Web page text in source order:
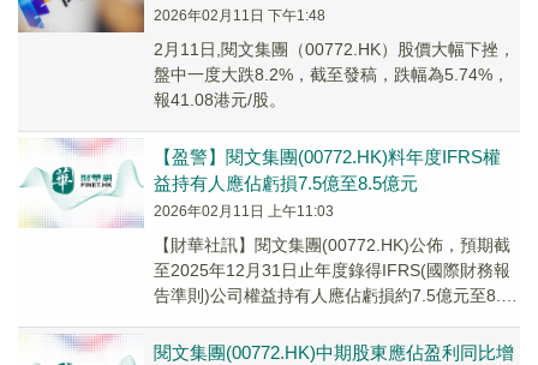
2026年02月11日 下午1:48
2月11日,閱文集團（00772.HK）股價大幅下挫，
盤中一度大跌8.2%，截至發稿，跌幅為5.74%，
報41.08港元/股。
【盈警】閱文集團(00772.HK)料年度IFRS權
益持有人應佔虧損7.5億至8.5億元
2026年02月11日 上午11:03
​【財華社訊】閱文集團(00772.HK)公佈，預期截
至2025年12月31日止年度錄得IFRS(國際財務報
告準則)公司權益持有人應佔虧損約7.5億元至8.5
閱文集團(00772.HK)中期股東應佔盈利同比增